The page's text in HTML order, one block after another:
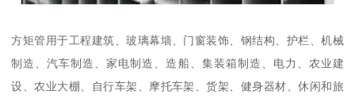
方矩管用于工程建筑、玻璃幕墙、门窗装饰、钢结构、护栏、机械
制造、汽车制造、家电制造、造船、集装箱制造、电力、农业建
设、农业大棚、自行车架、摩托车架、货架、健身器材、休闲和旅